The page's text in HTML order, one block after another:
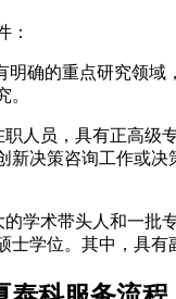
：
的重点研究领域
。
员，具有正高级专
新决策咨询工作或
术带头人和一批专
士学位。其中，具